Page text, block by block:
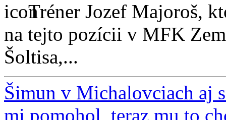
Tréner Jozef Majoroš,
na tejto pozícii v MFK
Šoltisa,...
Šimun v Michalovciach aj
mi pomohol, teraz mu to